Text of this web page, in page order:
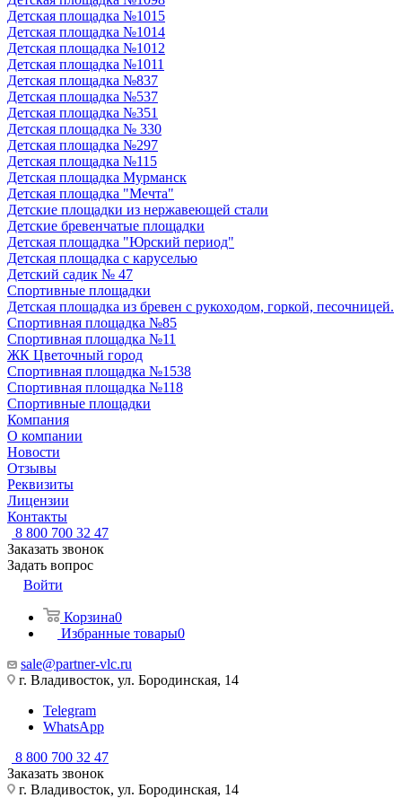
Детская площадка №1015
Детская площадка №1014
Детская площадка №1012
Детская площадка №1011
Детская площадка №837
Детская площадка №537
Детская площадка №351
Детская площадка № 330
Детская площадка №297
Детская площадка №115
Детская площадка Мурманск
Детская площадка "Мечта"
Детские площадки из нержавеющей стали
Детские бревенчатые площадки
Детская площадка "Юрский период"
Детская площадка с каруселью
Детский садик № 47
Спортивные площадки
Детская площадка из бревен с рукоходом, горкой, песочницей.
Спортивная площадка №85
Спортивная площадка №11
ЖК Цветочный город
Спортивная площадка №1538
Спортивная площадка №118
Спортивные площадки
Компания
О компании
Новости
Отзывы
Реквизиты
Лицензии
Контакты
8 800 700 32 47
Заказать звонок
Задать вопрос
Войти
Корзина0
Избранные товары0
sale@partner-vlc.ru
г. Владивосток, ул. Бородинская, 14
Telegram
WhatsApp
8 800 700 32 47
Заказать звонок
г. Владивосток, ул. Бородинская, 14